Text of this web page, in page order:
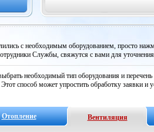
с необходимым оборудованием, просто
Службы, свяжутся с вами для
необходимый тип оборудования и
способ может упростить обработку заявки и
Отопление Вентиляция